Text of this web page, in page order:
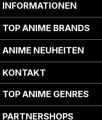
INFORMATIONEN
TOP ANIME BRANDS
ANIME NEUHEITEN
KONTAKT
TOP ANIME GENRES
PARTNERSHOPS